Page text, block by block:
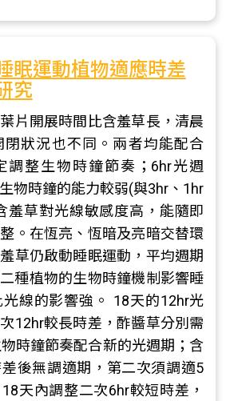
眠運動植物適應時差
究
片開展時間比含羞草長，清晨
閉狀況也不同。兩者均能配合
調整生物時鐘節奏；6hr光週
物時鐘的能力較弱(與3hr、1hr
羞草對光線敏感度高，能隨即
。在恆亮、恆暗及亮暗交替環
草仍啟動睡眠運動，平均週期
種植物的生物時鐘機制影響睡
線的影響強。 18天的12hr光
12hr較長時差，酢醬草分別需
時鐘節奏配合新的光週期；含
後無調適期，第二次須調適5
天內調整二次6hr較短時差，